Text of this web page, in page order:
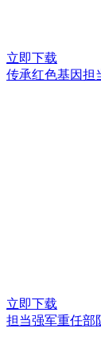
立即下载
传承红色基因担
立即下载
担当强军重任部